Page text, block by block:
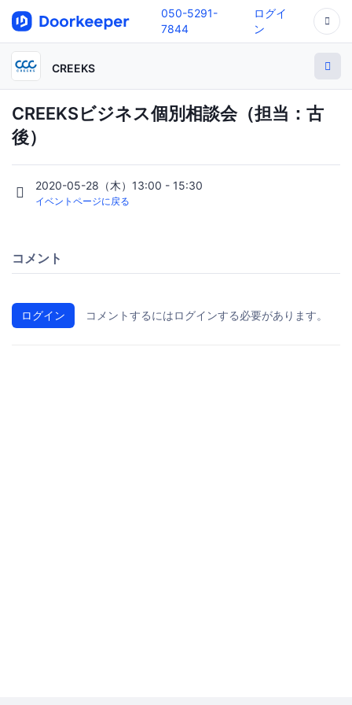
050-5291-
7844
ログイ
ン
CREEKS
CREEKSビジネス個別相談会（担当：古
後）
2020-05-28（木）13:00 - 15:30
イベントページに戻る
コメント
ログイン コメントするにはログインする必要があります。